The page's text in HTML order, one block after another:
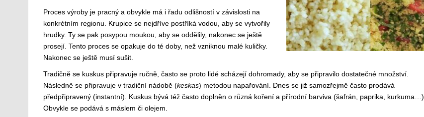
Proces výroby je pracný a obvykle má i řadu odlišností v závislosti na
konkrétním regionu. Krupice se nejdříve postříká vodou, aby se vytvořily
hrudky. Ty se pak posypou moukou, aby se oddělily, nakonec se ještě
prosejí. Tento proces se opakuje do té doby, než vzniknou malé kuličky.
Nakonec se ještě musí sušit.
Tradičně se kuskus připravuje ručně, často se proto lidé scházejí dohromady, aby se připravilo dostatečné množství.
Následně se připravuje v tradiční nádobě (keskas) metodou napařování. Dnes se již samozřejmě často prodává
předpřipravený (instantní). Kuskus bývá též často doplněn o různá koření a přírodní barviva (šafrán, paprika, kurkuma…).
Obvykle se podává s máslem či olejem.